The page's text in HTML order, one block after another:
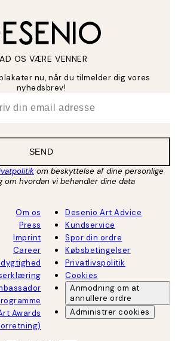
OS VÆRE VENNER
nu, når du tilmelder dig vores
nyhedsbrev!
SEND
om beskyttelse af dine personlige
om hvordan vi behandler dine data
Om os
Press
Imprint
Career
Awards
Desenio Art Advice
Kundservice
Spor din ordre
Købsbetingelser
Privatlivspolitik
Cookies
Anmodning om at
annullere ordre
Administrer cookies